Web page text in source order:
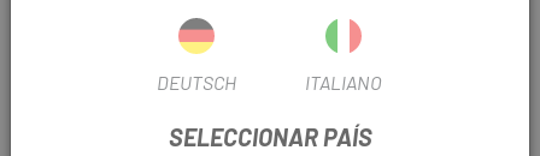
DEUTSCH ITALIANO
SELECCIONAR PAÍS